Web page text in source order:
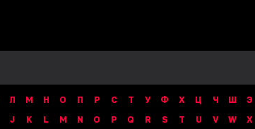
Л М Н О П Р С Т У Ф Х Ц Ч Ш Э
J K L M N O P Q R S T U V W X